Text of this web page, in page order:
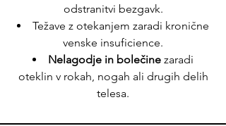
odstranitvi bezgavk.
Težave z otekanjem zaradi kronične
venske insuficience.
Nelagodje in bolečine zaradi
oteklin v rokah, nogah ali drugih delih
telesa.